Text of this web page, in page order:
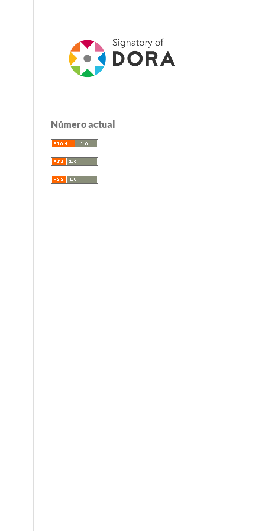
Número actual